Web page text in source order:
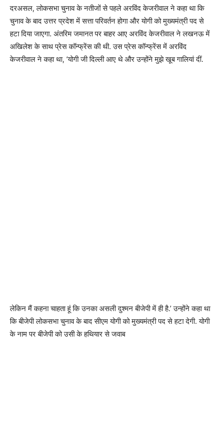
दरअसल, लोकसभा चुनाव के नतीजों से पहले अरविंद केजरीवाल ने कहा था कि
चुनाव के बाद उत्तर प्रदेश में सत्ता परिवर्तन होगा और योगी को मुख्यमंत्री पद से
हटा दिया जाएगा. अंतरिम जमानत पर बाहर आए अरविंद केजरीवाल ने लखनऊ में
अखिलेश के साथ प्रेस कॉन्फ्रेंस की थी. उस प्रेस कॉन्फ्रेंस में अरविंद
केजरीवाल ने कहा था, ‘योगी जी दिल्ली आए थे और उन्होंने मुझे खूब गालियां दीं.
लेकिन मैं कहना चाहता हूं कि उनका असली दुश्मन बीजेपी में ही है.’ उन्होंने कहा था
कि बीजेपी लोकसभा चुनाव के बाद सीएम योगी को मुख्यमंत्री पद से हटा देगी. योगी
के नाम पर बीजेपी को उसी के हथियार से जवाब